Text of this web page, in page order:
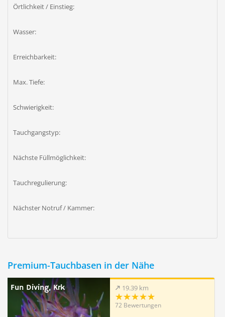
Örtlichkeit / Einstieg:
Wasser:
Erreichbarkeit:
Max. Tiefe:
Schwierigkeit:
Tauchgangstyp:
Nächste Füllmöglichkeit:
Tauchregulierung:
Nächster Notruf / Kammer:
Premium-Tauchbasen in der Nähe
Fun Diving, Krk 19.39 km
72 Bewertungen